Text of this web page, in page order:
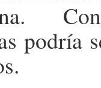
podría